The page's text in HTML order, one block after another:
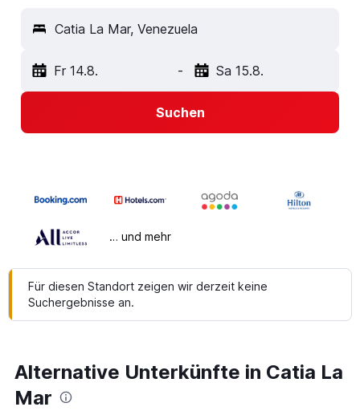
Catia La Mar, Venezuela
Fr 14.8. - Sa 15.8.
Suchen
… und mehr
Für diesen Standort zeigen wir derzeit keine
Suchergebnisse an.
Alternative Unterkünfte in Catia La
Mar